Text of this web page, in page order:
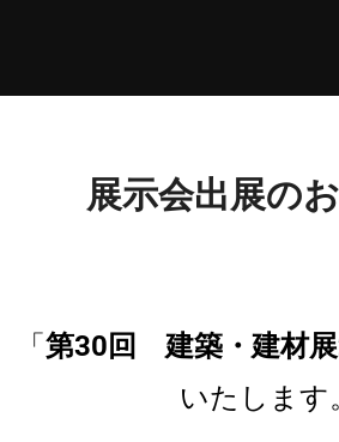
展示会出展の
「 第30回 建築・建材
いたします